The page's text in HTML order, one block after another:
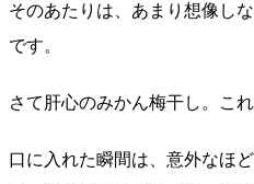
そのあたりは、あまり想像し
です。
さて肝心のみかん梅干し。こ
口に入れた瞬間は、意外なほ